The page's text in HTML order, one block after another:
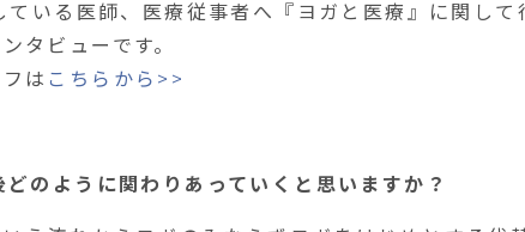
いる医師、医療従事者へ『ヨガと医療』に関し
タビューです。
は こちらから>>
のように関わりあっていくと思いますか？